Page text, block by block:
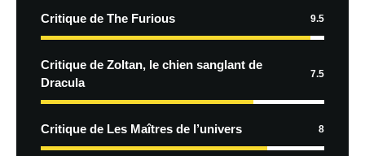
Critique de The Furious 9.5
Critique de Zoltan, le chien sanglant de
Dracula
7.5
Critique de Les Maîtres de l’univers 8